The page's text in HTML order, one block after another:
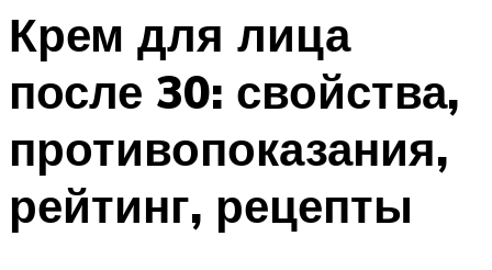
Крем для лица
после 30: свойства,
противопоказания,
рейтинг, рецепты